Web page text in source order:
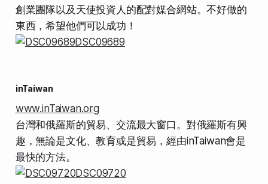
創業團隊以及天使投資人的配對媒合網站。不好做的
東西，希望他們可以成功！
inTaiwan
www.inTaiwan.org
台灣和俄羅斯的貿易、交流最大窗口。對俄羅斯有興
趣，無論是文化、教育或是貿易，經由inTaiwan會是
最快的方法。